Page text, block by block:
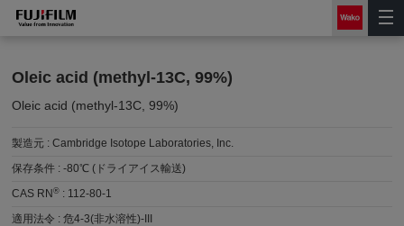
Oleic acid (methyl-13C, 99%)
Oleic acid (methyl-13C, 99%)
製造元 :Cambridge Isotope Laboratories, Inc.
保存条件 :-80℃ (ドライアイス輸送)
CAS RN® : 112-80-1
適用法令 :危4-3(非水溶性)-III